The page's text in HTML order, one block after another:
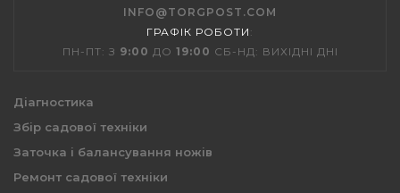
INFO@TORGPOST.COM
ГРАФІК РОБОТИ :
ПН-ПТ: З 9:00 ДО 19:00 СБ-НД: ВИХІДНІ ДНІ
Діагностика
Збір садової техніки
Заточка і балансування ножів
Ремонт садової техніки